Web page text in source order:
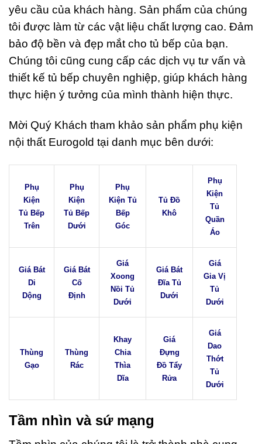
yêu cầu của khách hàng. Sản phẩm của chúng
tôi được làm từ các vật liệu chất lượng cao. Đảm
bảo độ bền và đẹp mắt cho tủ bếp của bạn.
Chúng tôi cũng cung cấp các dịch vụ tư vấn và
thiết kế tủ bếp chuyên nghiệp, giúp khách hàng
thực hiện ý tưởng của mình thành hiện thực.
Mời Quý Khách tham khảo sản phẩm phụ kiện
nội thất Eurogold tại danh mục bên dưới:
Phụ
Kiện
Tủ Bếp
Trên
Phụ
Kiện
Tủ Bếp
Dưới
Phụ
Kiện Tủ
Bếp
Góc
Tủ Đồ
Khô
Phụ
Kiện
Tủ
Quần
Áo
Giá Bát
Di
Dộng
Giá Bát
Cố
Định
Giá
Xoong
Nồi Tủ
Dưới
Giá Bát
Đĩa Tủ
Dưới
Giá
Gia Vị
Tủ
Dưới
Thùng
Gạo
Thùng
Rác
Khay
Chia
Thìa
Dĩa
Giá
Đựng
Đồ Tẩy
Rửa
Giá
Dao
Thớt
Tủ
Dưới
Tầm nhìn và sứ mạng